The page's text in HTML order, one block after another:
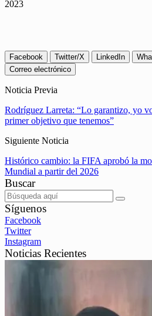
2023
Facebook Twitter/X LinkedIn
Correo electrónico
Noticia Previa
Rodríguez Larreta: “Lo garantizo, yo
primer objetivo que tenemos”
Siguiente Noticia
Histórico cambio: la FIFA aprobó la
Mundial a partir del 2026
Buscar
Síguenos
Facebook
Twitter
Instagram
Noticias Recientes